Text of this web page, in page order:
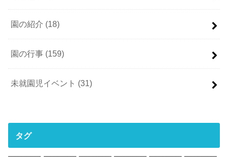
園の紹介 (18)
園の行事 (159)
未就園児イベント (31)
タグ